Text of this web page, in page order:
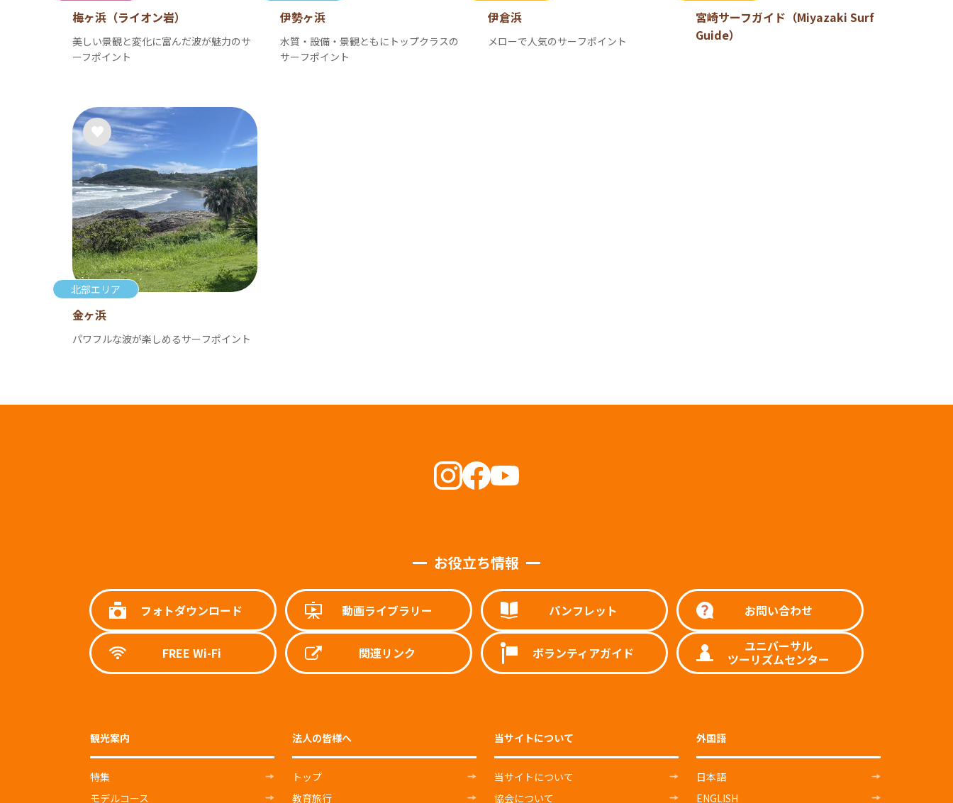
梅ヶ浜（ライオン岩）
美しい景観と変化に富んだ波が魅力のサ
ーフポイント
伊勢ヶ浜
水質・設備・景観ともにトップクラスの
サーフポイント
伊倉浜
メローで人気のサーフポイント
宮崎サーフガイド（Miyazaki Surf
Guide）
北部エリア
金ヶ浜
パワフルな波が楽しめるサーフポイント
お役立ち情報
フォトダウンロード 動画ライブラリー パンフレット お問い合わせ
FREE Wi-Fi 関連リンク ボランティアガイド ユニバーサル
ツーリズムセンター
観光案内
特集
モデルコース
法人の皆様へ
トップ
教育旅行
当サイトについて
当サイトについて
協会について
外国語
日本語
ENGLISH